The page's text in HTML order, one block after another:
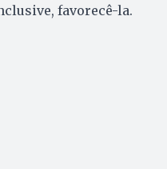
favorecê-la.